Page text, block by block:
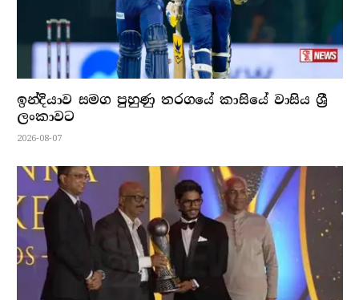
ඉන්දියාව සමග පුහුණු තරගයේ කාසියේ වාසිය ශ්‍රී
ලංකාවට
2026-08-07